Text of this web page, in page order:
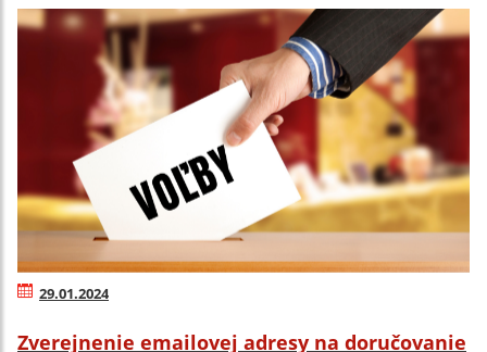
29.01.2024
Zverejnenie emailovej adresy na doručovanie